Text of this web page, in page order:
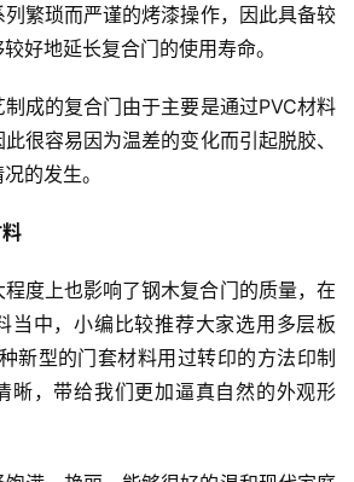
繁琐而严谨的烤漆操作，因此具备较
好地延长复合门的使用寿命。
成的复合门由于主要是通过PVC材料
很容易因为温差的变化而引起脱胶、
的发生。
度上也影响了钢木复合门的质量，在
当中，小编比较推荐大家选用多层板
新型的门套材料用过转印的方法印制
晰，带给我们更加逼真自然的外观形